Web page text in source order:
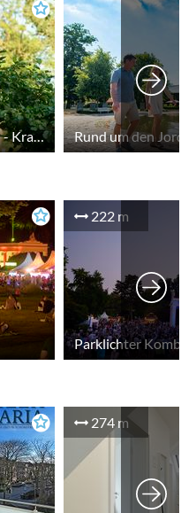
Zuweg Innenstadt Bad Oeynhausen - Krause Buche Rund um den
222 m
274 m